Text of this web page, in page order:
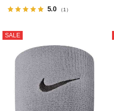
5.0 （1）
SALE